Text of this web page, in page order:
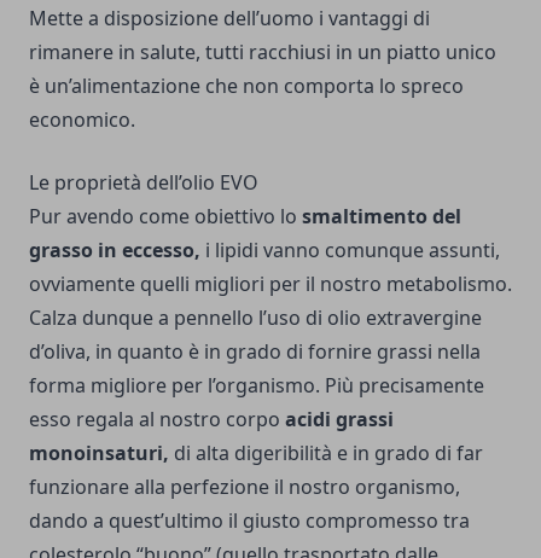
Mette a disposizione dell’uomo i vantaggi di
rimanere in salute, tutti racchiusi in un piatto unico
è un’alimentazione che non comporta lo spreco
economico.
Le proprietà dell’olio EVO
Pur avendo come obiettivo lo smaltimento del
grasso in eccesso, i lipidi vanno comunque assunti,
ovviamente quelli migliori per il nostro metabolismo.
Calza dunque a pennello l’uso di olio extravergine
d’oliva, in quanto è in grado di fornire grassi nella
forma migliore per l’organismo. Più precisamente
esso regala al nostro corpo acidi grassi
monoinsaturi, di alta digeribilità e in grado di far
funzionare alla perfezione il nostro organismo,
dando a quest’ultimo il giusto compromesso tra